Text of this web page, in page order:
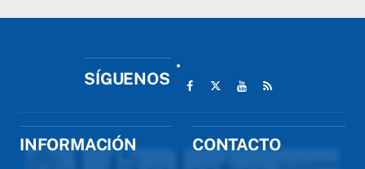
SÍGUENOS
INFORMACIÓN CONTACTO